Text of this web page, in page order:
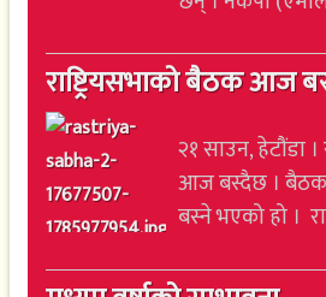
राष्ट्रियसभाको बैठक आज
२१ साउन, हेटौंडा
आज बस्दैछ । बैठक
बस्ने भएको हो ।